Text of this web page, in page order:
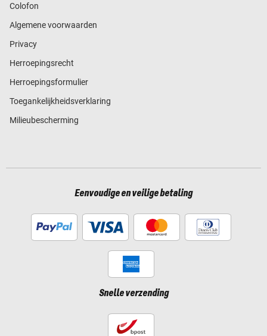
Colofon
Algemene voorwaarden
Privacy
Herroepingsrecht
Herroepingsformulier
Toegankelijkheidsverklaring
Milieubescherming
Eenvoudige en veilige betaling
Snelle verzending